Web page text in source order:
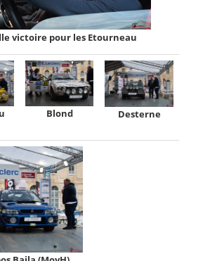
victoire pour les Etourneau
Blond Desterne